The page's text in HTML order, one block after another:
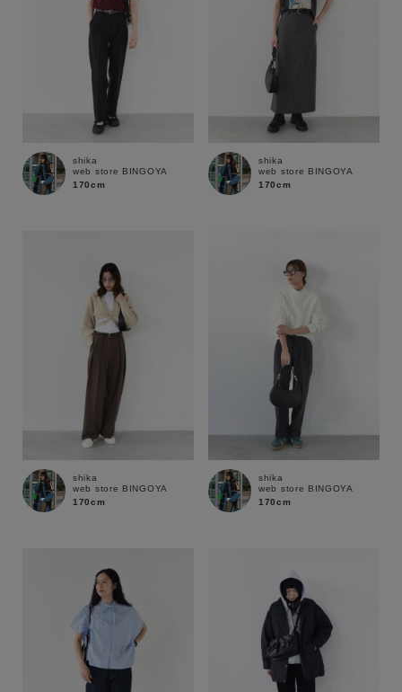
ブランド
shika
web store BINGOYA
170cm
shika
web store BINGOYA
170cm
shika
web store BINGOYA
170cm
shika
web store BINGOYA
170cm